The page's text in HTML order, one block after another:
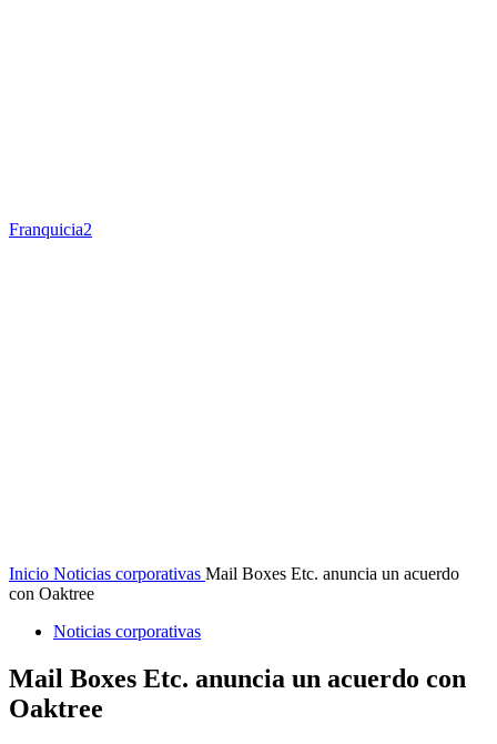
Franquicia2
Inicio Noticias corporativas Mail Boxes Etc. anuncia un acuerdo
con Oaktree
Noticias corporativas
Mail Boxes Etc. anuncia un acuerdo con
Oaktree